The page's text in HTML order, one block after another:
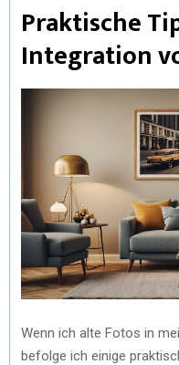
Praktische
Integration
Wenn ich alte Fotos in
befolge ich einige